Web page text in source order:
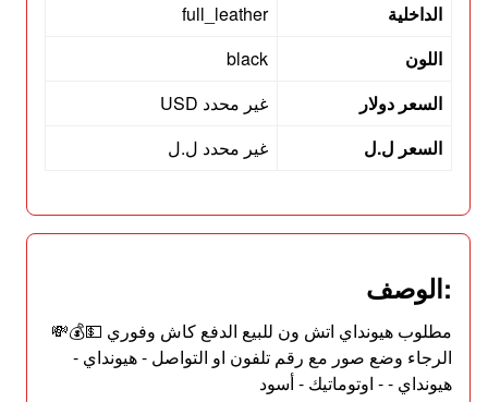
الداخلية
full_leather
اللون
black
السعر دولار
غير محدد USD
السعر ل.ل
غير محدد ل.ل
:الوصف
مطلوب هيونداي اتش ون للبيع الدفع كاش وفوري 💵💰💸
الرجاء وضع صور مع رقم تلفون او التواصل - هيونداي -
هيونداي - - اوتوماتيك - أسود